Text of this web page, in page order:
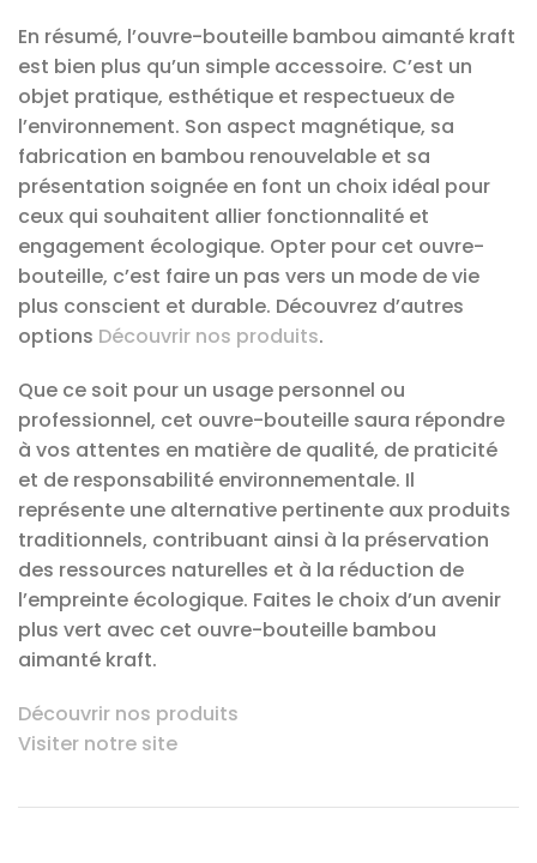
En résumé, l’ouvre-bouteille bambou aimanté kraft
est bien plus qu’un simple accessoire. C’est un
objet pratique, esthétique et respectueux de
l’environnement. Son aspect magnétique, sa
fabrication en bambou renouvelable et sa
présentation soignée en font un choix idéal pour
ceux qui souhaitent allier fonctionnalité et
engagement écologique. Opter pour cet ouvre-
bouteille, c’est faire un pas vers un mode de vie
plus conscient et durable. Découvrez d’autres
options Découvrir nos produits.
Que ce soit pour un usage personnel ou
professionnel, cet ouvre-bouteille saura répondre
à vos attentes en matière de qualité, de praticité
et de responsabilité environnementale. Il
représente une alternative pertinente aux produits
traditionnels, contribuant ainsi à la préservation
des ressources naturelles et à la réduction de
l’empreinte écologique. Faites le choix d’un avenir
plus vert avec cet ouvre-bouteille bambou
aimanté kraft.
Découvrir nos produits
Visiter notre site